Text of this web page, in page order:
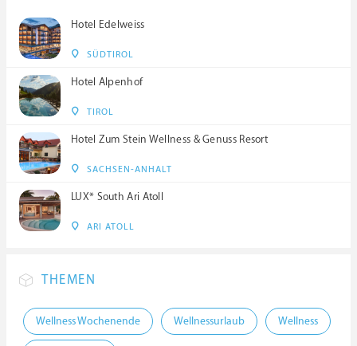
Hotel Edelweiss
SÜDTIROL
Hotel Alpenhof
TIROL
Hotel Zum Stein Wellness & Genuss Resort
SACHSEN-ANHALT
LUX* South Ari Atoll
ARI ATOLL
THEMEN
Wellness Wochenende Wellnessurlaub Wellness